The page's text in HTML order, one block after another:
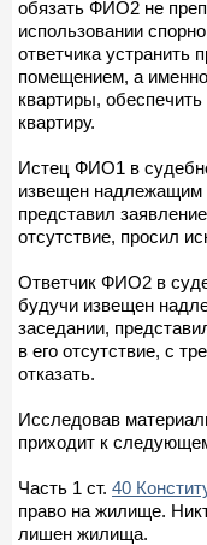
обязать ФИО2 не
использовании
ответчика устранить
помещением, а
квартиры,
квартиру.
Истец ФИО1 в
извещен надлежащим
представил
отсутствие, просил
Ответчик ФИО2 в
будучи извещен
заседании,
в его отсутствие, с
отказать.
Исследовав
приходит к
Часть 1 ст. 40
право на жилище.
лишен жилища.